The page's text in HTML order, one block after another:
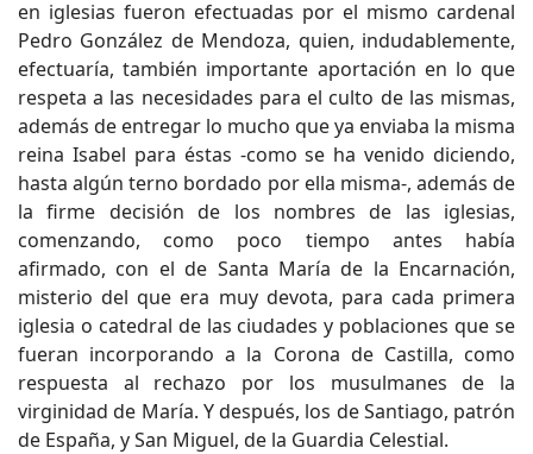
en iglesias fueron efectuadas por el mismo cardenal
Pedro González de Mendoza, quien, indudablemente,
efectuaría, también importante aportación en lo que
respeta a las necesidades para el culto de las mismas,
además de entregar lo mucho que ya enviaba la misma
reina Isabel para éstas -como se ha venido diciendo,
hasta algún terno bordado por ella misma-, además de
la firme decisión de los nombres de las iglesias,
comenzando, como poco tiempo antes había
afirmado, con el de Santa María de la Encarnación,
misterio del que era muy devota, para cada primera
iglesia o catedral de las ciudades y poblaciones que se
fueran incorporando a la Corona de Castilla, como
respuesta al rechazo por los musulmanes de la
virginidad de María. Y después, los de Santiago, patrón
de España, y San Miguel, de la Guardia Celestial.